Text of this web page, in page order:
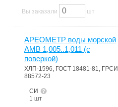
Вы заказали шт
АРЕОМЕТР воды морской
АМВ 1,005..1,011 (с
поверкой)
ХЛП-1596, ГОСТ 18481-81, ГРСИ
88572-23
СИ
1 шт